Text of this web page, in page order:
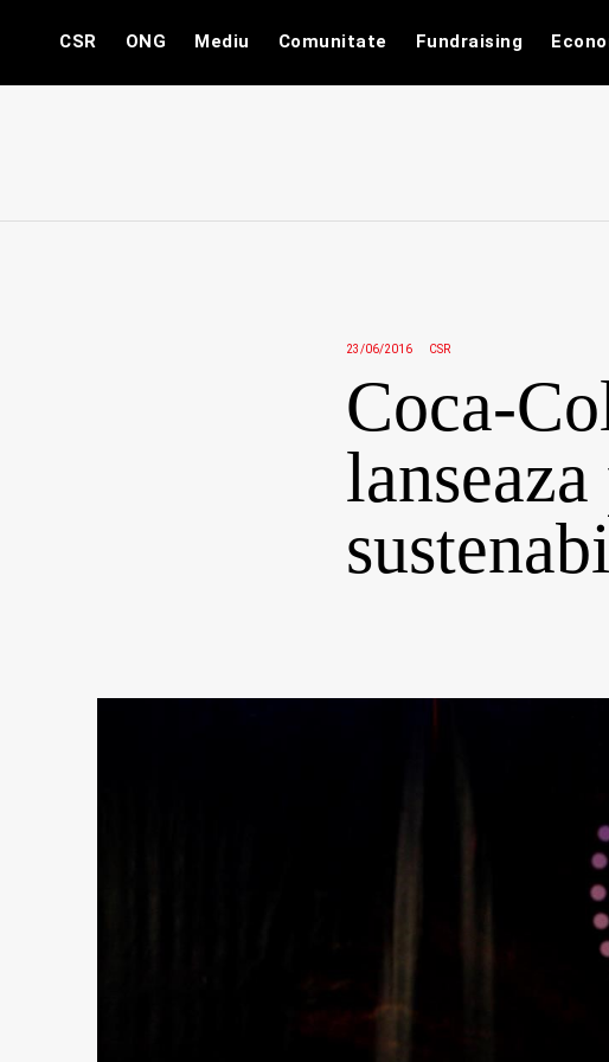
CSR ONG Mediu Comunitate Fundraising
23/06/2016 CSR
Coca-